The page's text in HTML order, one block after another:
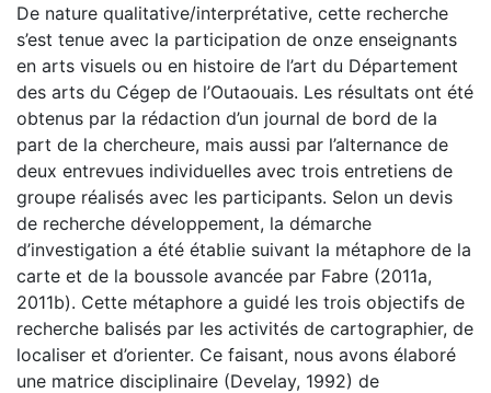
De nature qualitative/interprétative, cette recherche
s’est tenue avec la participation de onze enseignants
en arts visuels ou en histoire de l’art du Département
des arts du Cégep de l’Outaouais. Les résultats ont été
obtenus par la rédaction d’un journal de bord de la
part de la chercheure, mais aussi par l’alternance de
deux entrevues individuelles avec trois entretiens de
groupe réalisés avec les participants. Selon un devis
de recherche développement, la démarche
d’investigation a été établie suivant la métaphore de la
carte et de la boussole avancée par Fabre (2011a,
2011b). Cette métaphore a guidé les trois objectifs de
recherche balisés par les activités de cartographier, de
localiser et d’orienter. Ce faisant, nous avons élaboré
une matrice disciplinaire (Develay, 1992) de